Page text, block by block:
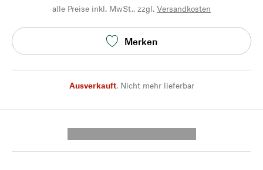
alle Preise inkl. MwSt., zzgl. Versandkosten
Merken
Ausverkauft, Nicht mehr lieferbar